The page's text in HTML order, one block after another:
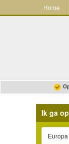
Home
Ik ga
Europa